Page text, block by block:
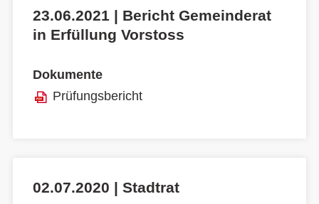
23.06.2021 | Bericht Gemeinderat
in Erfüllung Vorstoss
Dokumente
Prüfungsbericht
02.07.2020 | Stadtrat